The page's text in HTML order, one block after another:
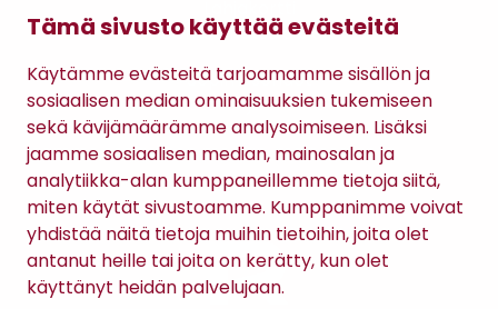
Tämä sivusto käyttää evästeitä
Käytämme evästeitä tarjoamamme sisällön ja
sosiaalisen median ominaisuuksien tukemiseen
sekä kävijämäärämme analysoimiseen. Lisäksi
jaamme sosiaalisen median, mainosalan ja
analytiikka-alan kumppaneillemme tietoja siitä,
miten käytät sivustoamme. Kumppanimme voivat
yhdistää näitä tietoja muihin tietoihin, joita olet
antanut heille tai joita on kerätty, kun olet
käyttänyt heidän palvelujaan.
Gomee Ratsula Café
Sopimusehdot
Tietosuojaseloste
Maksutavat